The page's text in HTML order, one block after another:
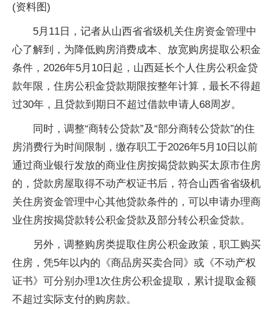
(资料图)
5月11日，记者从山西省省级机关住房资金管理中
心了解到，为降低购房消费成本、放宽购房提取公积金
条件，2026年5月10日起，山西延长个人住房公积金贷
款年限，住房公积金贷款期限按整年计算，最长不得超
过30年，且贷款到期日不超过借款申请人68周岁。
同时，调整“商转公贷款”及“部分商转公贷款”的住
房消费行为时间限制，缴存职工于2026年5月10日以前
通过商业银行发放的商业住房按揭贷款购买太原市住房
的，贷款房屋取得不动产权证书后，符合山西省省级机
关住房资金管理中心其他贷款条件的，可以申请办理商
业住房按揭贷款转公积金贷款及部分转公积金贷款。
另外，调整购房类提取住房公积金政策，职工购买
住房，凭5年以内的《商品房买卖合同》或《不动产权
证书》可分别办理1次住房公积金提取，累计提取金额
不超过实际支付的购房款。